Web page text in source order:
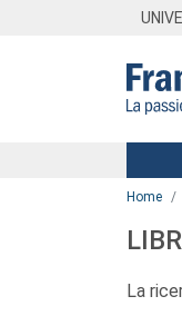
Menu
Home
La